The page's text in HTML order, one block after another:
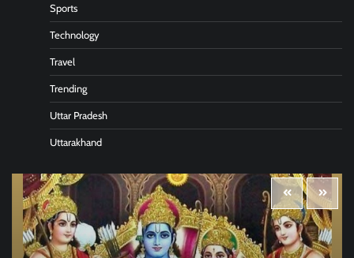
Sports
Technology
Travel
Trending
Uttar Pradesh
Uttarakhand